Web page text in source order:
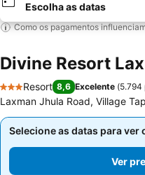
Escolha as datas
Como os pagamentos
Divine Resort
3 Estrelas
Resort 8,6 Excelente (5.794
Laxman Jhula Road, Village
Selecione as datas para ver
Ver
Selecione as datas para ver
Ver